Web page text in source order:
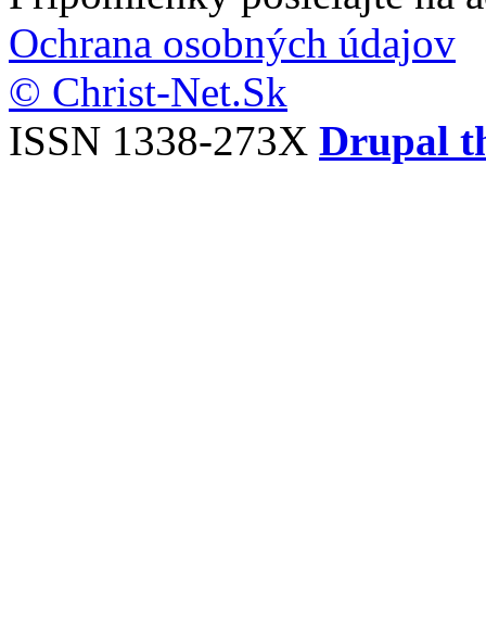
Ochrana osobných údajov
© Christ-Net.Sk
ISSN 1338-273X Drupal